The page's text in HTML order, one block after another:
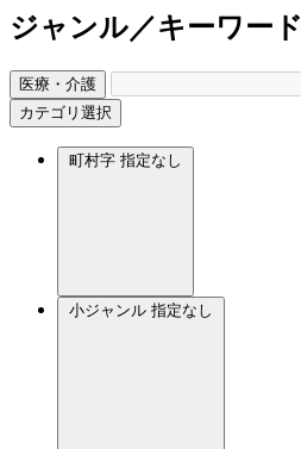
ジャンル／キーワード
医療・介護
カテゴリ選択
町村字 指定なし
小ジャンル 指定なし